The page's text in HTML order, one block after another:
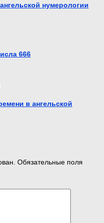
нумерологии
666
в ангельской
Обязательные поля